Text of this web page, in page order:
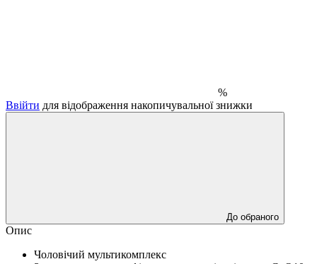
%
Ввійти для відображення накопичувальної знижки
До обраного
Опис
Чоловічий мультикомплекс